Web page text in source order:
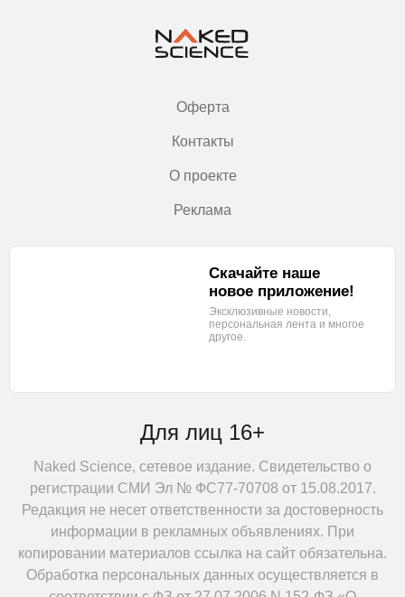
Оферта
Контакты
О проекте
Реклама
Для лиц 16+
Naked Science, сетевое издание. Свидетельство о
регистрации СМИ Эл № ФС77-70708 от 15.08.2017.
Редакция не несет ответственности за достоверность
информации в рекламных объявлениях. При
копировании материалов ссылка на сайт обязательна.
Обработка персональных данных осуществляется в
Скачайте наше
новое приложение!
Эксклюзивные новости,
персональная лента и многое
другое.